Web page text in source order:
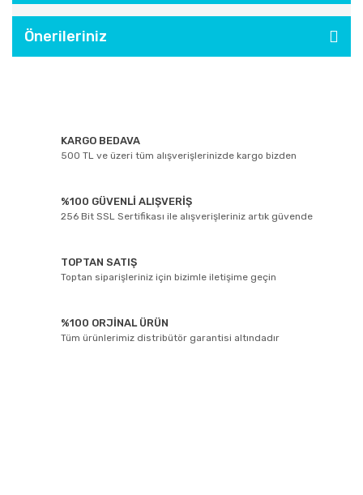
Önerileriniz
KARGO BEDAVA
500 TL ve üzeri tüm alışverişlerinizde kargo bizden
%100 GÜVENLİ ALIŞVERİŞ
256 Bit SSL Sertifikası ile alışverişleriniz artık güvende
TOPTAN SATIŞ
Toptan siparişleriniz için bizimle iletişime geçin
%100 ORJİNAL ÜRÜN
Tüm ürünlerimiz distribütör garantisi altındadır